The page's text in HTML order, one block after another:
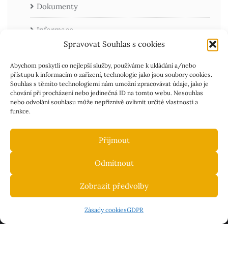
Spravovat Souhlas s cookies
Abychom poskytli co nejlepší služby, používáme k ukládání a/nebo
přístupu k informacím o zařízení, technologie jako jsou soubory cookies.
Souhlas s těmito technologiemi nám umožní zpracovávat údaje, jako je
chování při procházení nebo jedinečná ID na tomto webu. Nesouhlas
nebo odvolání souhlasu může nepříznivě ovlivnit určité vlastnosti a
funkce.
Přijmout
Odmítnout
Zobrazit předvolby
Zásady cookiesGDPR
Dokumenty
Informace
Aktuality
Zásady cookies (EU)
GDPR
Prohlášení o přístupnosti